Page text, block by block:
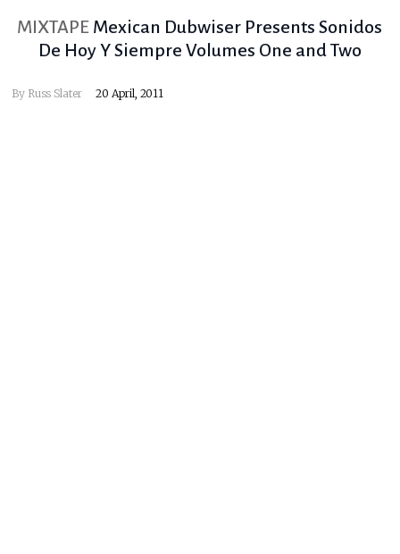
MIXTAPE Mexican Dubwiser Presents Sonidos
De Hoy Y Siempre Volumes One and Two
By Russ Slater 20 April, 2011